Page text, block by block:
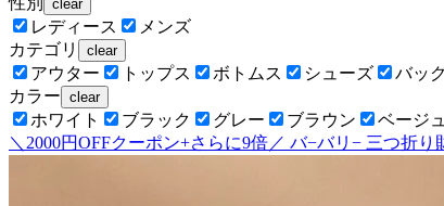
clear
レディース
メンズ
カテゴリ
clear
アウター トップス ボトムス シューズ バッ
カラー clear
ホワイト ブラック グレー ブラウン ベージュ
＼2000円OFFクーポン+さらに9倍／ バ−バリ− 三つ折